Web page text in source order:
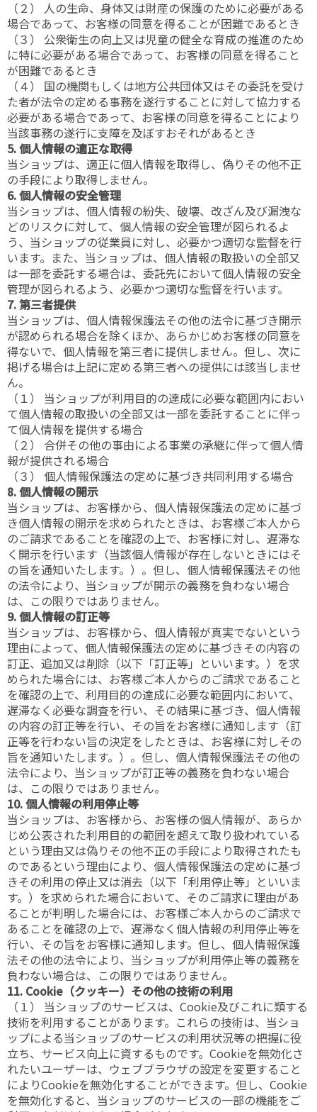
（２） 人の生命、身体又は財産の保護のために必要がある
場合であって、お客様の同意を得ることが困難であるとき
（３） 公衆衛生の向上又は児童の健全な育成の推進のため
に特に必要がある場合であって、お客様の同意を得ること
が困難であるとき
（４） 国の機関もしくは地方公共団体又はその委託を受け
た者が法令の定める事務を遂行することに対して協力する
必要がある場合であって、お客様の同意を得ることにより
当該事務の遂行に支障を及ぼすおそれがあるとき
5. 個人情報の適正な取得
当ショップは、適正に個人情報を取得し、偽りその他不正
の手段により取得しません。
6. 個人情報の安全管理
当ショップは、個人情報の紛失、破壊、改ざん及び漏洩な
どのリスクに対して、個人情報の安全管理が図られるよ
う、当ショップの従業員に対し、必要かつ適切な監督を行
います。また、当ショップは、個人情報の取扱いの全部又
は一部を委託する場合は、委託先において個人情報の安全
管理が図られるよう、必要かつ適切な監督を行います。
7. 第三者提供
当ショップは、個人情報保護法その他の法令に基づき開示
が認められる場合を除くほか、あらかじめお客様の同意を
得ないで、個人情報を第三者に提供しません。但し、次に
掲げる場合は上記に定める第三者への提供には該当しませ
ん。
（１） 当ショップが利用目的の達成に必要な範囲内におい
て個人情報の取扱いの全部又は一部を委託することに伴っ
て個人情報を提供する場合
（２） 合併その他の事由による事業の承継に伴って個人情
報が提供される場合
（３） 個人情報保護法の定めに基づき共同利用する場合
8. 個人情報の開示
当ショップは、お客様から、個人情報保護法の定めに基づ
き個人情報の開示を求められたときは、お客様ご本人から
のご請求であることを確認の上で、お客様に対し、遅滞な
く開示を行います（当該個人情報が存在しないときにはそ
の旨を通知いたします。）。但し、個人情報保護法その他
の法令により、当ショップが開示の義務を負わない場合
は、この限りではありません。
9. 個人情報の訂正等
当ショップは、お客様から、個人情報が真実でないという
理由によって、個人情報保護法の定めに基づきその内容の
訂正、追加又は削除（以下「訂正等」といいます。）を求
められた場合には、お客様ご本人からのご請求であること
を確認の上で、利用目的の達成に必要な範囲内において、
遅滞なく必要な調査を行い、その結果に基づき、個人情報
の内容の訂正等を行い、その旨をお客様に通知します（訂
正等を行わない旨の決定をしたときは、お客様に対しその
旨を通知いたします。）。但し、個人情報保護法その他の
法令により、当ショップが訂正等の義務を負わない場合
は、この限りではありません。
10. 個人情報の利用停止等
当ショップは、お客様から、お客様の個人情報が、あらか
じめ公表された利用目的の範囲を超えて取り扱われている
という理由又は偽りその他不正の手段により取得されたも
のであるという理由により、個人情報保護法の定めに基づ
きその利用の停止又は消去（以下「利用停止等」といいま
す。）を求められた場合において、そのご請求に理由があ
ることが判明した場合には、お客様ご本人からのご請求で
あることを確認の上で、遅滞なく個人情報の利用停止等を
行い、その旨をお客様に通知します。但し、個人情報保護
法その他の法令により、当ショップが利用停止等の義務を
負わない場合は、この限りではありません。
11. Cookie（クッキー）その他の技術の利用
（１） 当ショップのサービスは、Cookie及びこれに類する
技術を利用することがあります。これらの技術は、当ショ
ップによる当ショップのサービスの利用状況等の把握に役
立ち、サービス向上に資するものです。Cookieを無効化さ
れたいユーザーは、ウェブブラウザの設定を変更すること
によりCookieを無効化することができます。但し、Cookie
を無効化すると、当ショップのサービスの一部の機能をご